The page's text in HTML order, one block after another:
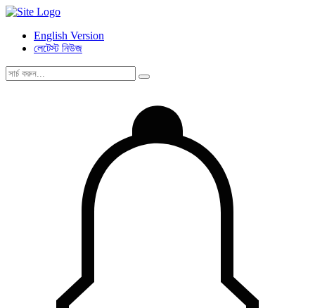
English Version
লেটেস্ট নিউজ